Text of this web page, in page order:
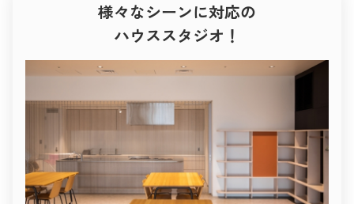
様々なシーンに対応の
ハウススタジオ！